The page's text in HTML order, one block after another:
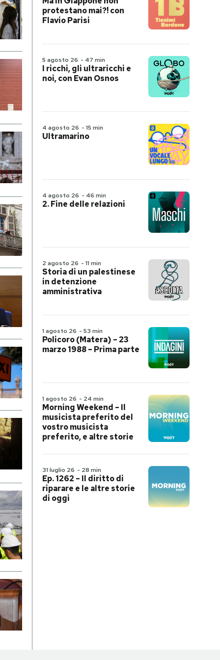
protestano mai?! con
Flavio Parisi
5 agosto 26 - 47 min
I ricchi, gli ultraricchi e
noi, con Evan Osnos
4 agosto 26 - 15 min
Ultramarino
4 agosto 26 - 46 min
2. Fine delle relazioni
2 agosto 26 - 11 min
Storia di un palestinese
in detenzione
amministrativa
1 agosto 26 - 53 min
Policoro (Matera) – 23
marzo 1988 – Prima parte
1 agosto 26 - 24 min
Morning Weekend – Il
musicista preferito del
vostro musicista
preferito, e altre storie
31 luglio 26 - 28 min
Ep. 1262 – Il diritto di
riparare e le altre storie
di oggi